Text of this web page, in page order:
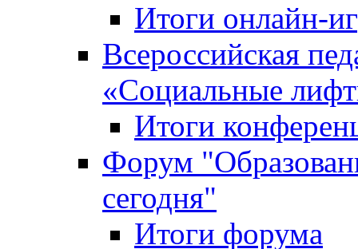
Итоги онлайн-
Всероссийская
«Cоциальные
Итоги
Форум
сегодня"
Итоги форума